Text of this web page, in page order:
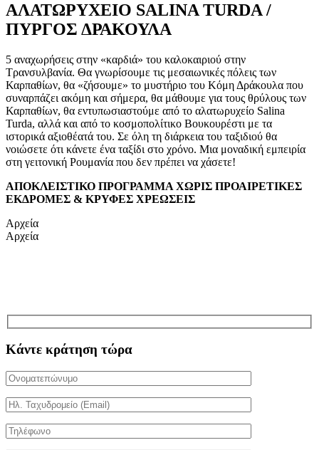
ΑΛΑΤΩΡΥΧΕΙΟ SALINA TURDA /
ΠΥΡΓΟΣ ΔΡΑΚΟΥΛΑ
5 αναχωρήσεις στην «καρδιά» του καλοκαιριού στην
Τρανσυλβανία. Θα γνωρίσουμε τις μεσαιωνικές πόλεις των
Καρπαθίων, θα «ζήσουμε» το μυστήριο του Κόμη Δράκουλα που
συναρπάζει ακόμη και σήμερα, θα μάθουμε για τους θρύλους των
Καρπαθίων, θα εντυπωσιαστούμε από το αλατωρυχείο Salina
Turda, αλλά και από το κοσμοπολίτικο Βουκουρέστι με τα
ιστορικά αξιοθέατά του. Σε όλη τη διάρκεια του ταξιδιού θα
νοιώσετε ότι κάνετε ένα ταξίδι στο χρόνο. Μια μοναδική εμπειρία
στη γειτονική Ρουμανία που δεν πρέπει να χάσετε!
AΠΟΚΛΕΙΣΤΙΚΟ ΠΡΟΓΡΑΜΜΑ ΧΩΡΙΣ ΠΡΟΑΙΡΕΤΙΚΕΣ
ΕΚΔΡΟΜΕΣ & ΚΡΥΦΕΣ ΧΡΕΩΣΕΙΣ
Αρχεία
Αρχεία
Κάντε κράτηση τώρα